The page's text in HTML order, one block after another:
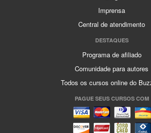
Imprensa
Central de atendimento
DESTAQUES
Programa de afiliado
Comunidade para autores
Todos os cursos online do
PAGUE SEUS CURSOS COM